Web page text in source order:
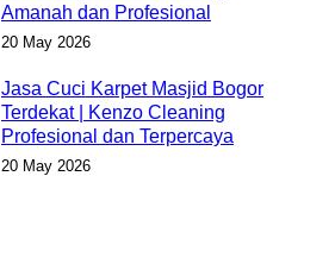
Amanah dan Profesional
20 May 2026
Jasa Cuci Karpet Masjid Bogor
Terdekat | Kenzo Cleaning
Profesional dan Terpercaya
20 May 2026